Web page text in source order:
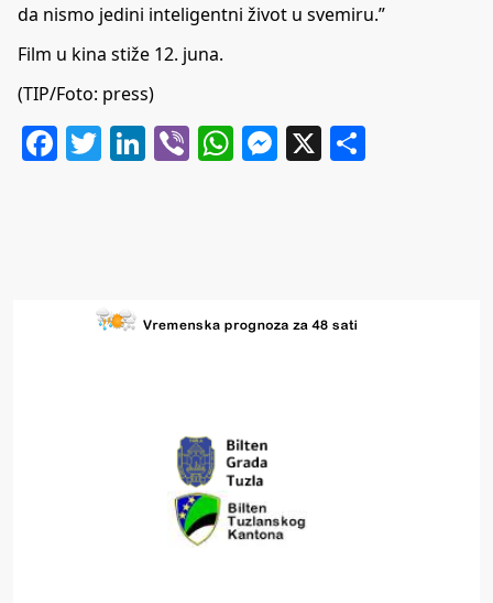
da nismo jedini inteligentni život u svemiru.”
Film u kina stiže 12. juna.
(TIP/Foto: press)
Facebook
Twitter
LinkedIn
ViberWhatsApp
Messenger
X